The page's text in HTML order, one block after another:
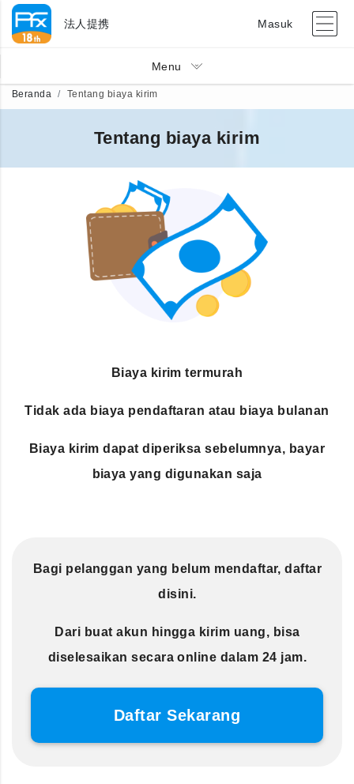
法人提携 Masuk
Menu
Beranda Tentang biaya kirim
Tentang biaya kirim
Biaya kirim termurah
Tidak ada biaya pendaftaran atau biaya bulanan
Biaya kirim dapat diperiksa sebelumnya, bayar
biaya yang digunakan saja
Bagi pelanggan yang belum mendaftar, daftar
disini.
Dari buat akun hingga kirim uang, bisa
diselesaikan secara online dalam 24 jam.
Daftar Sekarang